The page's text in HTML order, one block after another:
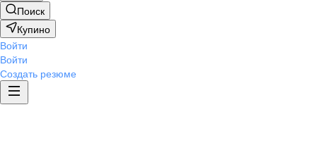
Поиск
Купино
Войти
Войти
Создать резюме